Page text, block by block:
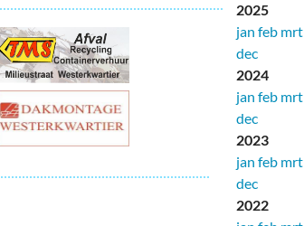
2025
jan feb mrt
dec
2024
jan feb mrt
dec
2023
jan feb mrt
dec
2022